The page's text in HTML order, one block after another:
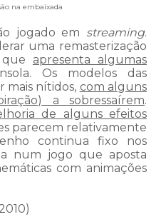
na embaixada
jogado em streaming.
uma remasterização
apresenta algumas
Os modelos das
mais nítidos, com alguns
a sobressaírem.
de alguns efeitos
parecem relativamente
continua fixo nos
num jogo que aposta
com animações